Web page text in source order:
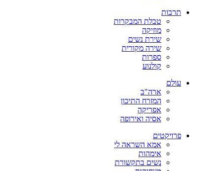
תרבות
טבלת המבקרות
מוזיקה
שירת נשים
שירה מקורית
ספרות
קולנוע
עולם
ארה"ב
המזרח התיכון
אפריקה
אסיה ואירופה
פרויקטים
אמא השראה לי
אימהות
נשים בתקשורת